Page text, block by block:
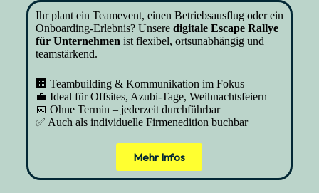
Ihr plant ein Teamevent, einen Betriebsausflug oder ein
Onboarding-Erlebnis? Unsere digitale Escape Rallye
für Unternehmen ist flexibel, ortsunabhängig und
teamstärkend.
🏢 Teambuilding & Kommunikation im Fokus
💼 Ideal für Offsites, Azubi-Tage, Weihnachtsfeiern
📅 Ohne Termin – jederzeit durchführbar
✅ Auch als individuelle Firmenedition buchbar
Mehr Infos